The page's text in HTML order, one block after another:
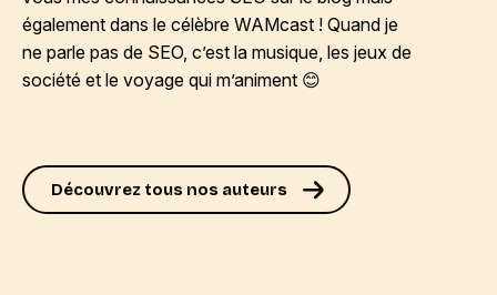
également dans le célèbre WAMcast ! Quand je
ne parle pas de SEO, c’est la musique, les jeux de
société et le voyage qui m’animent 😊
Découvrez tous nos auteurs